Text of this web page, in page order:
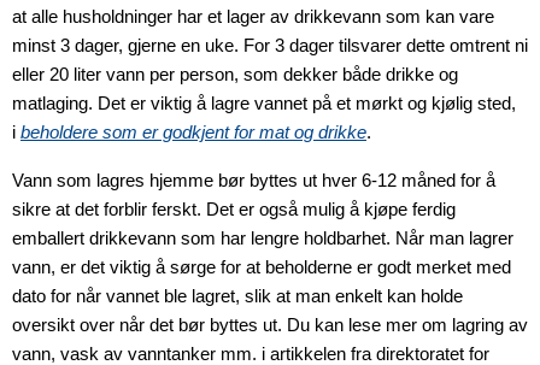
at alle husholdninger har et lager av drikkevann som kan vare
minst 3 dager, gjerne en uke. For 3 dager tilsvarer dette omtrent ni
eller 20 liter vann per person, som dekker både drikke og
matlaging. Det er viktig å lagre vannet på et mørkt og kjølig sted,
i beholdere som er godkjent for mat og drikke.
Vann som lagres hjemme bør byttes ut hver 6-12 måned for å
sikre at det forblir ferskt. Det er også mulig å kjøpe ferdig
emballert drikkevann som har lengre holdbarhet. Når man lagrer
vann, er det viktig å sørge for at beholderne er godt merket med
dato for når vannet ble lagret, slik at man enkelt kan holde
oversikt over når det bør byttes ut. Du kan lese mer om lagring av
vann, vask av vanntanker mm. i artikkelen fra direktoratet for